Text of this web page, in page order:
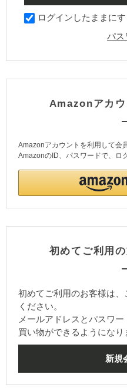
ログインしたままにす
パス
Amazonアカ
Amazonアカウントを利用して会
AmazonのID、パスワードで、ロ
初めてご利用
初めてご利用のお客様は
ください。
メールアドレスとパスワ
買い物ができるようになり